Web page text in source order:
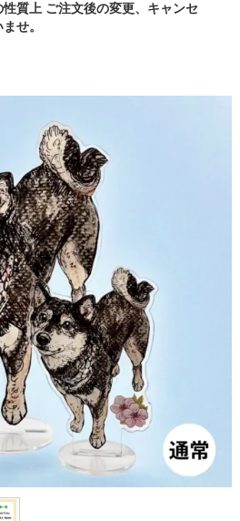
質上 ご注文後の変更、キャンセ
せ。